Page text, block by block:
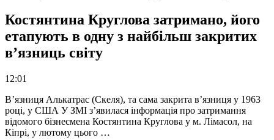
Костянтина Круглова затримано, його
етапують в одну з найбільш закритих
в’язниць світу
12:01
В’язниця Алькатрас (Скеля), та сама закрита в’язниця у 1963
році, у США У ЗМІ з’явилася інформація про затримання
відомого бізнесмена Костянтина Круглова у м. Лімасол, на
Кіпрі, у лютому цього …